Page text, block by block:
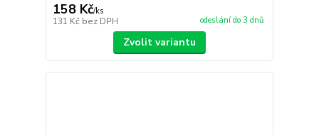
158 Kč/ks
131 Kč bez DPH odeslání do 3 dnů
Zvolit variantu